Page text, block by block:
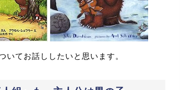
いてお話ししたいと思います。